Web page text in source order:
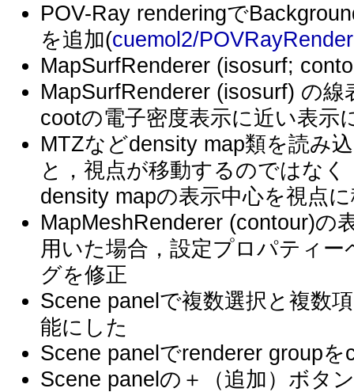
POV-Ray renderingで
を追加(cuemol2/
MapSurfRenderer (isosurf;
MapSurfRenderer (isosurf) の
cootの電子密度表示に近い表示
MTZなどdensity map類を読み
と，視点が移動するのではな
density mapの表示中心を視点
MapMeshRenderer (contour)の
用いた場合，設定プロパティ
グを修正
Scene panelで複数選択と複数
能にした
Scene panelでrenderer group
Scene panelの＋（追加）ボタ